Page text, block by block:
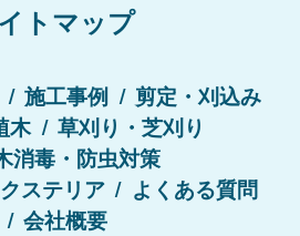
トマップ
施工事例
剪定・刈込み
木
草刈り・芝刈り
消毒・防虫対策
ステリア
よくある質問
会社概要